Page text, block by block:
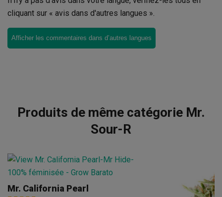
cliquant sur « avis dans d'autres langues ».
Afficher les commentaires dans d’autres langues
Produits de même catégorie Mr.
Sour-R
Mr. California Pearl